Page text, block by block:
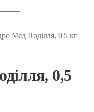
Мед Поділля, 0,5 кг
0,5